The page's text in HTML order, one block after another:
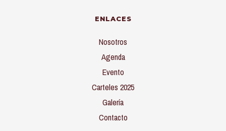
ENLACES
Nosotros
Agenda
Evento
Carteles 2025
Galería
Contacto